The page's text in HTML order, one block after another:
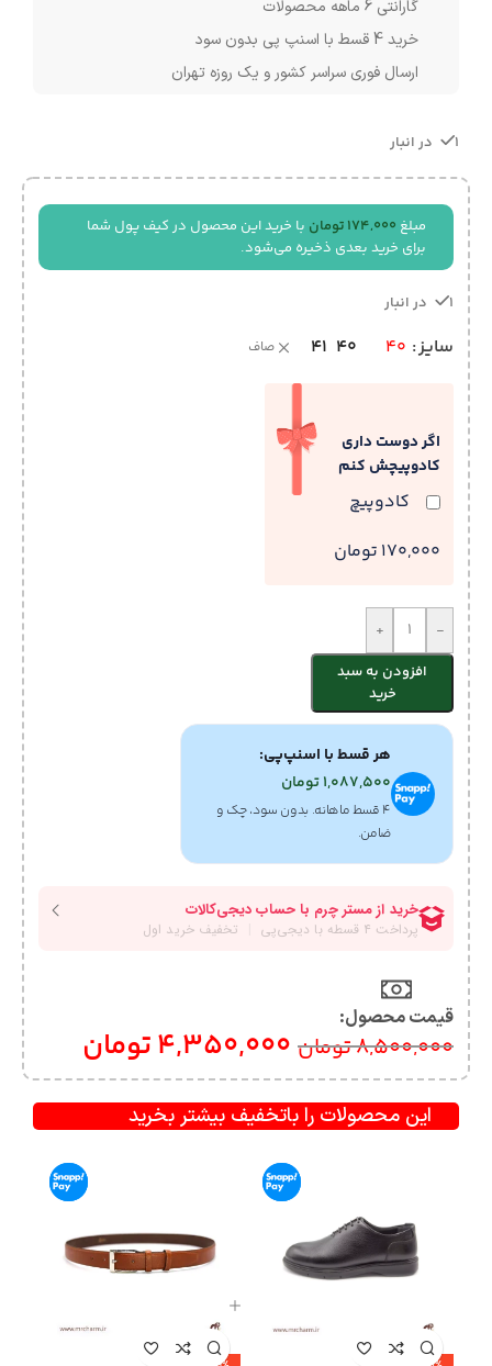
گارانتی 6 ماهه محصولات
خرید 4 قسط با اسنپ پی بدون سود
ارسال فوری سراسر کشور و یک روزه تهران
1 در انبار
مبلغ 174,000 تومان با خرید این محصول در کیف پول شما
برای خرید بعدی ذخیره می‌شود.
1 در انبار
سایز 40
40
41 صاف
اگر دوست داری
کادوپیچش کنم
کادوپیچ
170,000 تومان
-
+
افزودن به سبد
خرید
هر قسط با اسنپ‌پی:
1,087,500تومان
۴ قسط ماهانه. بدون سود، چک و
ضامن.
قیمت محصول:​
8,500,000تومان 4,350,000تومان
این محصولات را باتخفیف بیشتر بخرید